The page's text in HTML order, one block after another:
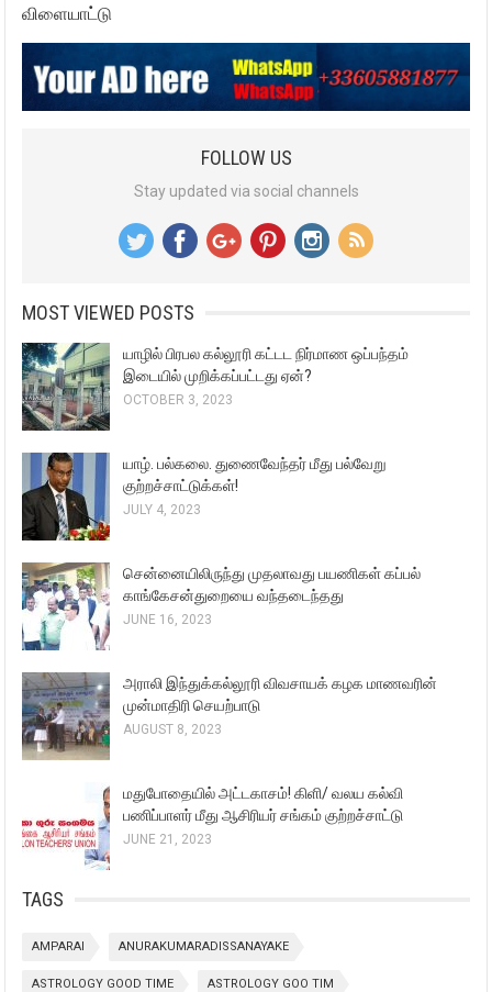
விளையாட்டு
FOLLOW US
Stay updated via social channels
MOST VIEWED POSTS
யாழில் பிரபல கல்லூரி கட்டட நிர்மாண ஒப்பந்தம்
இடையில் முறிக்கப்பட்டது ஏன்?
OCTOBER 3, 2023
யாழ். பல்கலை. துணைவேந்தர் மீது பல்வேறு
குற்றச்சாட்டுக்கள்!
JULY 4, 2023
சென்னையிலிருந்து முதலாவது பயணிகள் கப்பல்
காங்கேசன்துறையை வந்தடைந்தது
JUNE 16, 2023
அராலி இந்துக்கல்லூரி விவசாயக் கழக மாணவரின்
முன்மாதிரி செயற்பாடு
AUGUST 8, 2023
மதுபோதையில் அட்டகாசம்! கிளி/ வலய கல்வி
பணிப்பாளர் மீது ஆசிரியர் சங்கம் குற்றச்சாட்டு
JUNE 21, 2023
TAGS
AMPARAI ANURAKUMARADISSANAYAKE
ASTROLOGY GOOD TIME ASTROLOGY GOO TIM